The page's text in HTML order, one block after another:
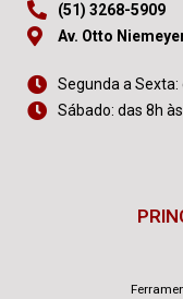
(51) 3268-5909
Av. Otto
Segunda a Sexta:
Sábado: das 8h